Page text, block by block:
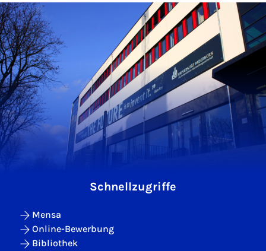
Schnellzugriffe
Mensa
Online-Bewerbung
Bibliothek